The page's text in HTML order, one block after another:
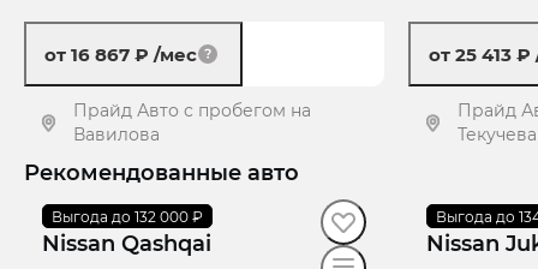
от 16 867 ₽ /мес
Прайд Авто с пробегом на
Вавилова
Получить предложение
от 25 413 ₽
Прайд
Текучева
Рекомендованные авто
Выгода до 132 000 ₽
2014·191 260 км
Nissan Qashqai
Выгода до
2017·156 470
Nissan